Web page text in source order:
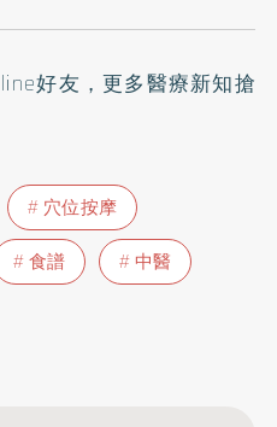
好友 ，更多醫療新知搶
穴位按摩
食譜
中醫